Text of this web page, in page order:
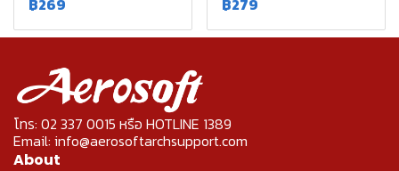
฿269
฿279
โทร: 02 337 0015 หรือ HOTLINE 1389
Email: info@aerosoftarchsupport.com
About